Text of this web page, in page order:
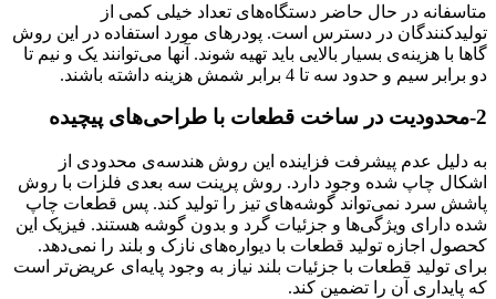
متاسفانه در حال حاضر دستگاه‌های تعداد خیلی کمی از
تولیدکنندگان در دسترس است. پودرهای مورد استفاده در این روش
گاها با هزینه‌ی بسیار بالایی باید تهیه شوند. آنها می‌توانند یک و نیم تا
دو برابر سیم و حدود سه تا 4 برابر شمش هزینه داشته باشند.
2-محدودیت در ساخت قطعات با طراحی‌های پیچیده
به دلیل عدم پیشرفت فزاینده این روش هندسه‌ی محدودی از
اشکال چاپ شده وجود دارد. روش پرینت سه بعدی فلزات با روش
پاشش سرد نمی‌تواند گوشه‌های تیز را تولید کند. پس قطعات چاپ
شده دارای ویژگی‌ها و جزئیات گرد و بدون گوشه هستند. فیزیک این
کحصول اجازه تولید قطعات با دیواره‌های نازک و بلند را نمی‌دهد.
برای تولید قطعات با جزئیات بلند نیاز به وجود پایه‌ای عریض‌تر است
که پایداری آن را تضمین کند.